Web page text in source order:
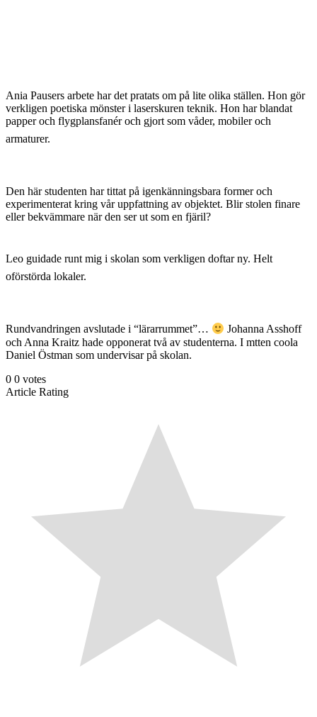
Ania Pausers arbete har det pratats om på lite olika ställen. Hon gör
verkligen poetiska mönster i laserskuren teknik. Hon har blandat
papper och flygplansfanér och gjort som våder, mobiler och
armaturer.
Den här studenten har tittat på igenkänningsbara former och
experimenterat kring vår uppfattning av objektet. Blir stolen finare
eller bekvämmare när den ser ut som en fjäril?
Leo guidade runt mig i skolan som verkligen doftar ny. Helt
oförstörda lokaler.
Rundvandringen avslutade i “lärarrummet”…
Johanna Asshoff
och Anna Kraitz hade opponerat två av studenterna. I mtten coola
Daniel Östman som undervisar på skolan.
0 0 votes
Article Rating